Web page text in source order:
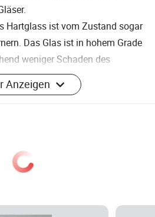
Hartglass ist vom Zustand sogar
Das Glas ist in hohem Grade
weniger Schaden des
von 250 Grad
Glas für Shopwindows,
Fußballbodens, Brett des Regals,
vom Glas,
Anzeigen